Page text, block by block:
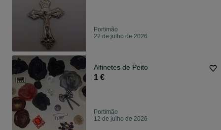
Portimão
22 de julho de 2026
Alfinetes de Peito
1 €
Portimão
12 de julho de 2026